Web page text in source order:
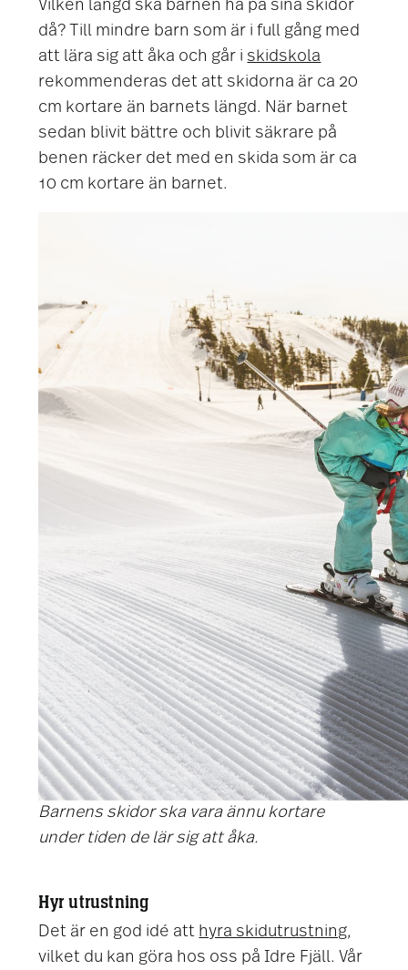
Vilken längd ska barnen ha på sina skidor
då? Till mindre barn som är i full gång med
att lära sig att åka och går iskidskola
rekommenderas det att skidorna är ca 20
cm kortare än barnets längd. När barnet
sedan blivit bättre och blivit säkrare på
benen räcker det med en skida som är ca
10 cm kortare än barnet.
Barnens skidor ska vara ännu kortare
under tiden de lär sig att åka.
Hyr utrustning
Det är en god idé att hyra skidutrustning,
vilket du kan göra hos oss på Idre Fjäll. Vår